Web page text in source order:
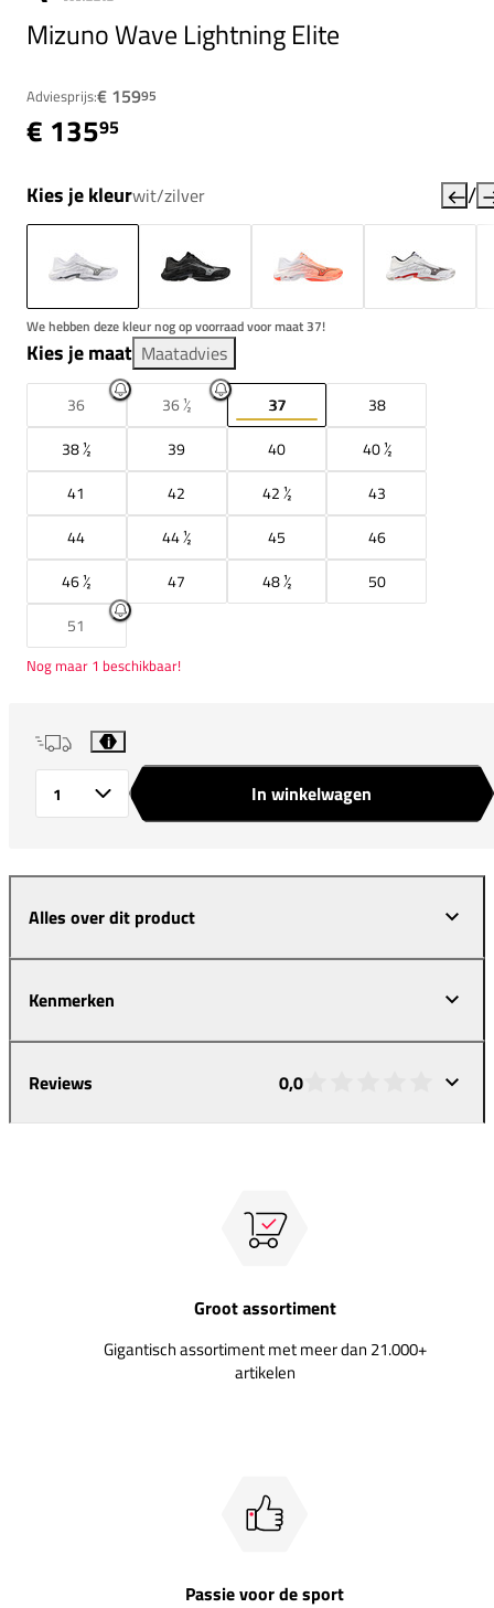
Mizuno Wave Lightning Elite
Adviesprijs:€ 15995
€ 13595
Kies je kleurwit/zilver /
We hebben deze kleur nog op voorraad voor maat 37!
Kies je maat Maatadvies
36 36 ½ 37
38
38 ½
39 40
40 ½
41
42 42 ½
43
44
44 ½ 45
46
46 ½
47 48 ½
50
51
Nog maar 1 beschikbaar!
i
In winkelwagen
Alles over dit product
Kenmerken
Reviews 0,0
Groot assortiment
Gigantisch assortiment met meer dan 21.000+
artikelen
Passie voor de sport